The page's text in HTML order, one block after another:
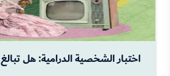
اختبار الشخصية الدرامية: هل